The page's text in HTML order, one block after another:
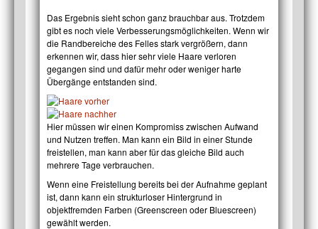
Das Ergebnis sieht schon ganz brauchbar aus. Trotzdem
gibt es noch viele Verbesserungsmöglichkeiten. Wenn wir
die Randbereiche des Felles stark vergrößern, dann
erkennen wir, dass hier sehr viele Haare verloren
gegangen sind und dafür mehr oder weniger harte
Übergänge entstanden sind.
Hier müssen wir einen Kompromiss zwischen Aufwand
und Nutzen treffen. Man kann ein Bild in einer Stunde
freistellen, man kann aber für das gleiche Bild auch
mehrere Tage verbrauchen.
Wenn eine Freistellung bereits bei der Aufnahme geplant
ist, dann kann ein strukturloser Hintergrund in
objektfremden Farben (Greenscreen oder Bluescreen)
gewählt werden.